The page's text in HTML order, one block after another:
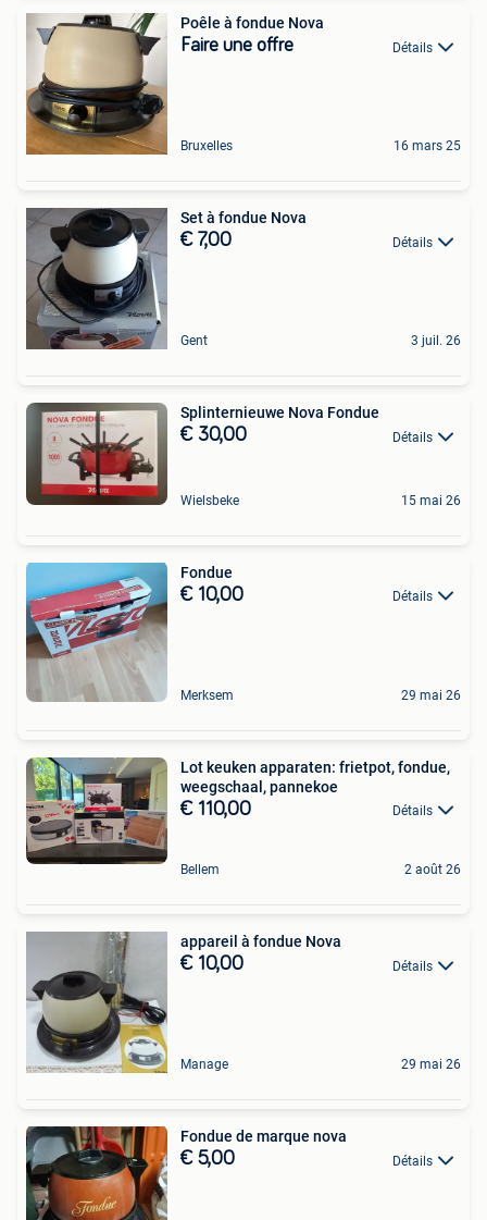
Poêle à fondue Nova
Faire une offre Détails
Bruxelles 16 mars 25
Set à fondue Nova
€ 7,00 Détails
Gent 3 juil. 26
Splinternieuwe Nova Fondue
€ 30,00 Détails
Wielsbeke 15 mai 26
Fondue
€ 10,00 Détails
Merksem 29 mai 26
Lot keuken apparaten: frietpot, fondue,
weegschaal, pannekoe
€ 110,00 Détails
Bellem 2 août 26
appareil à fondue Nova
€ 10,00 Détails
Manage 29 mai 26
Fondue de marque nova
€ 5,00 Détails